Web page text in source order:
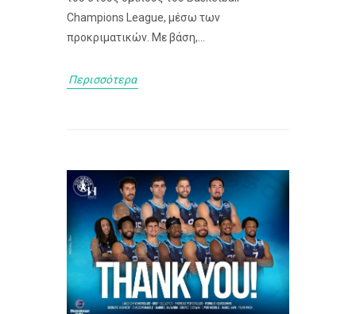
Champions League, μέσω των
προκριματικών. Με βάση,...
Περισσότερα